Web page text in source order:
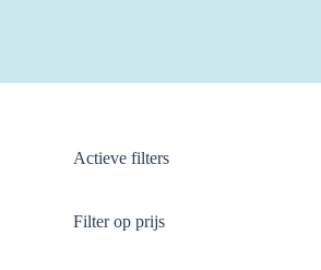
Actieve filters
Filter op prijs